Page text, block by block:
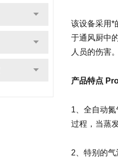
该设备采用*
于通风厨中
人员的伤害
产品特点
1、全自动
过程，当蒸
2、特别的